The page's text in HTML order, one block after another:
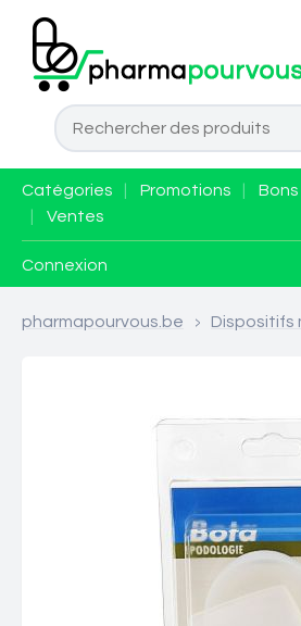
Catégories Promotions
Ventes
Connexion
pharmapourvous.be > Dispositifs